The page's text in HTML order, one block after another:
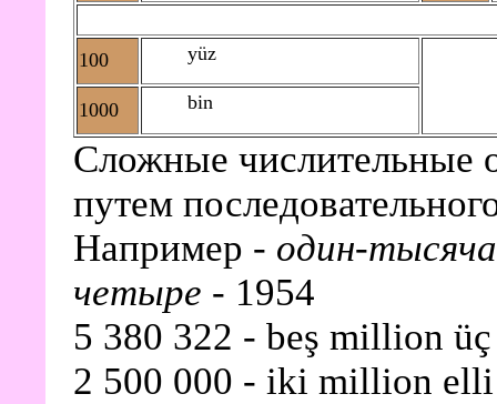
100 yüz
1000 bin
Сложные числительные
путем
Например - один-
четыре - 1954
5 380 322 - beş million
2 500 000 - iki million